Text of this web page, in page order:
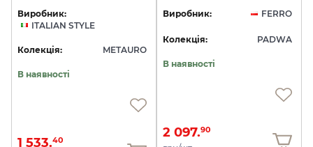
Виробник:
ITALIAN STYLE
Колекція: METAURO
В наявності
1 533.40
Виробник: FERRO
Колекція: PADWA
В наявності
2 097.90